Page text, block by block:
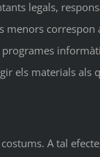
legals,
correspon
els materials als
A tal